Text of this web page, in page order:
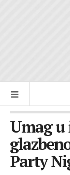
Umag u
Party